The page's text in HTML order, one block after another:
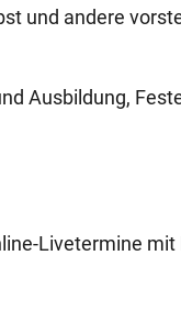
und andere
Ausbildung,
Livetermine